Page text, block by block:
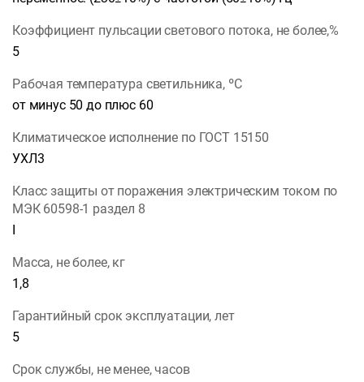
Коэффициент пульсации светового потока, не более,%
5
Рабочая температура светильника, ºС
от минус 50 до плюс 60
Климатическое исполнение по ГОСТ 15150
УХЛ3
Класс защиты от поражения электрическим током по
МЭК 60598-1 раздел 8
Масса, не более, кг
1,8
Гарантийный срок эксплуатации, лет
5
Срок службы, не менее, часов